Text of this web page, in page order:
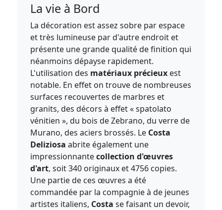
La vie à Bord
La décoration est assez sobre par espace
et très lumineuse par d'autre endroit et
présente une grande qualité de finition qui
néanmoins dépayse rapidement.
L'utilisation des matériaux précieux est
notable. En effet on trouve de nombreuses
surfaces recouvertes de marbres et
granits, des décors à effet « spatolato
vénitien », du bois de Zebrano, du verre de
Murano, des aciers brossés. Le Costa
Deliziosa abrite également une
impressionnantecollection d'œuvres
d'art, soit 340 originaux et 4756 copies.
Une partie de ces œuvres a été
commandée par la compagnie à de jeunes
artistes italiens, Costa se faisant un devoir,